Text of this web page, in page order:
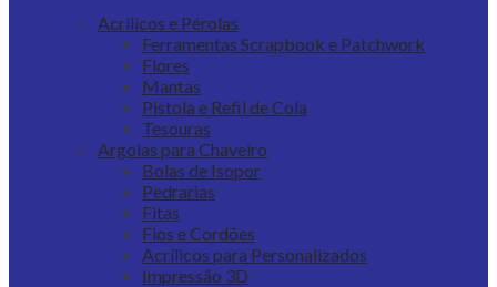
Acrílicos e Pérolas
Ferramentas Scrapbook e Patchwork
Flores
Mantas
Pistola e Refil de Cola
Tesouras
Argolas para Chaveiro
Bolas de Isopor
Pedrarias
Fitas
Fios e Cordões
Acrílicos para Personalizados
Impressão 3D